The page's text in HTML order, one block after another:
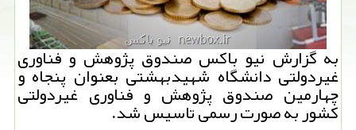
به گزارش نیو باكس صندوق پژوهش و فناوری
غیردولتی دانشگاه شهیدبهشتی بعنوان پنجاه و
چهارمین صندوق پژوهش و فناوری غیردولتی
كشور به صورت رسمی تاسیس شد.